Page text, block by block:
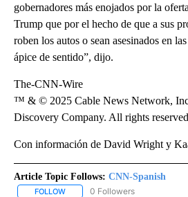
gobernadores más enojados por la
Trump que por el hecho de que a sus
roben los autos o sean asesinados en
ápice de sentido”, dijo.
The-CNN-Wire
™ & © 2025 Cable News Network,
Discovery Company. All rights
Con información de David Wright y
Article Topic Follows: CNN-Spanish
FOLLOW FOLLOW "CNN-SPANISH" TO
0 Followers